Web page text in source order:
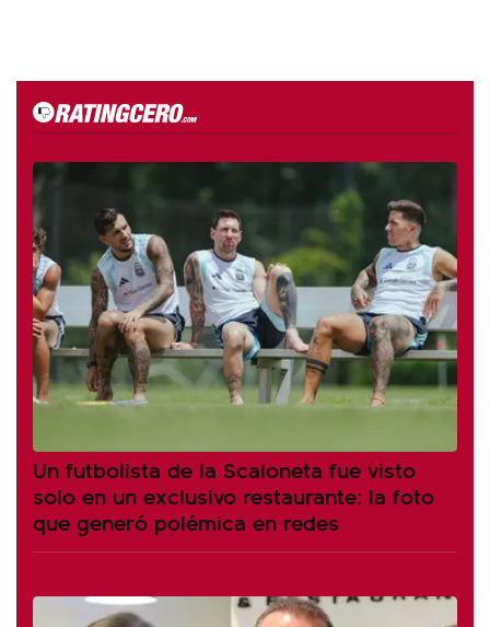
Un futbolista de la Scaloneta fue visto
solo en un exclusivo restaurante: la foto
que generó polémica en redes